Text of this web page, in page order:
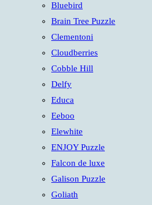
Bluebird
Brain Tree Puzzle
Clementoni
Cloudberries
Cobble Hill
Delfy
Educa
Eeboo
Elewhite
ENJOY Puzzle
Falcon de luxe
Galison Puzzle
Goliath